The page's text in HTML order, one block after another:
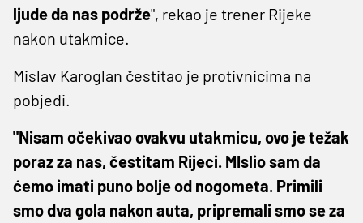
ljude da nas podrže", rekao je trener Rijeke
nakon utakmice.
Mislav Karoglan čestitao je protivnicima na
pobjedi.
"Nisam očekivao ovakvu utakmicu, ovo je težak
poraz za nas, čestitam Rijeci. MIslio sam da
ćemo imati puno bolje od nogometa. Primili
smo dva gola nakon auta, pripremali smo se za